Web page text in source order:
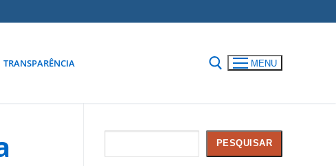
TRANSPARÊNCIA MENU
PESQUISAR